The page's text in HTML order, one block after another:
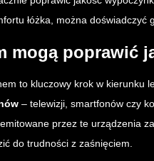
łóżka, można doświadczyć
mogą poprawić
to kluczowy krok w kierunku
– telewizji, smartfonów czy
przez te urządzenia
do trudności z zaśnięciem.